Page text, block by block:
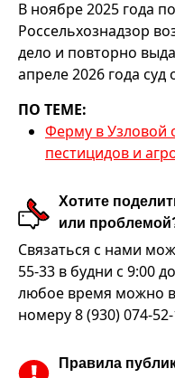
В ноябре 2025 года
Россельхознадзор
дело и повторно
апреле 2026 года
ПО ТЕМЕ:
Ферму в Узловой
пестицидов и
Хотите
или
Связаться с нами
55-33 в будни с 9:00
любое время можно
номеру 8 (930) 074-
Правила